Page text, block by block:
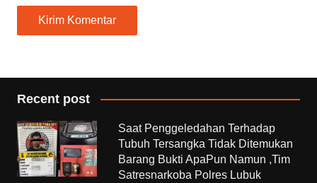
Recent post
Saat Penggeledahan Terhadap
Tubuh Tersangka Tidak Ditemukan
Barang Bukti ApaPun Namun ,Tim
Satresnarkoba Polres Lubuk